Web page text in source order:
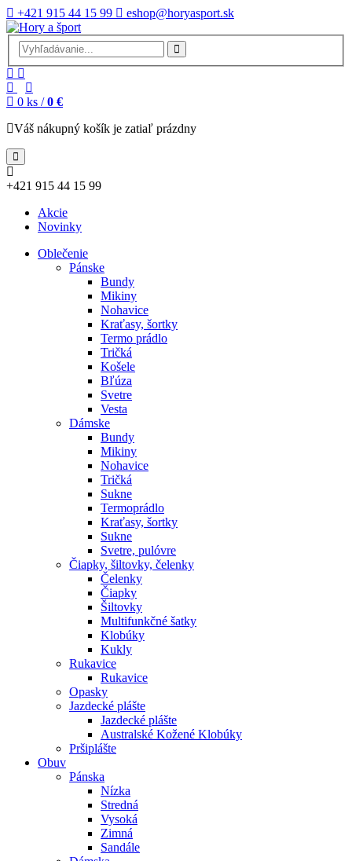
+421 915 44 15 99 eshop@horyasport.sk
0 ks / 0 €
Váš nákupný košík je zatiaľ prázdny
+421 915 44 15 99
Akcie
Novinky
Oblečenie
Pánske
Bundy
Mikiny
Nohavice
Kraťasy, šortky
Termo prádlo
Tričká
Košele
Bľúza
Svetre
Vesta
Dámske
Bundy
Mikiny
Nohavice
Tričká
Sukne
Termoprádlo
Kraťasy, šortky
Sukne
Svetre, pulóvre
Čiapky, šiltovky, čelenky
Čelenky
Čiapky
Šiltovky
Multifunkčné šatky
Klobúky
Kukly
Rukavice
Rukavice
Opasky
Jazdecké plášte
Jazdecké plášte
Australské Kožené Klobúky
Pršiplášte
Obuv
Pánska
Nízka
Stredná
Vysoká
Zimná
Sandále